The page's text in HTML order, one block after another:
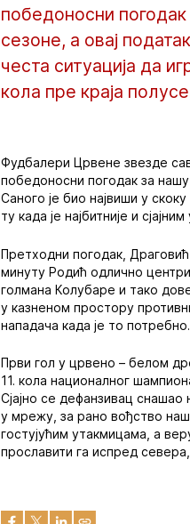
победоносни
сезоне, а овај
честа ситуација да
кола пре краја
Фудбалери Црвене звезде
победоносни погодак за
Саного је био највиши у
ту када је најбитније и
Претходни погодак,
минуту Родић одлично
голмана Колубаре и тако
у казненом простору
нападача када је то потребно.
Први гол у црвено – белом
11. кола националног
Сјајно се дефанзивац
у мрежу, за рано вођство
гостујућим утакмицама, а
прославити га испред